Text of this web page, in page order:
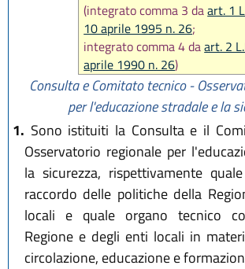
(integrato comma 3 daart. 1
10 aprile 1995 n. 26;
integrato comma 4 daart. 2
aprile 1990 n. 26)
Consulta e Comitato tecnico -
per l'educazione stradale e la
1. Sono istituiti la Consulta e il
Osservatorio regionale per
la sicurezza, rispettivamente
raccordo delle politiche della
locali e quale organo tecnico
Regione e degli enti locali in
circolazione, educazione e